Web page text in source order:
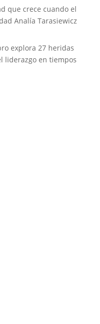
que crece cuando el
Analía Tarasiewicz
explora 27 heridas
liderazgo en tiempos